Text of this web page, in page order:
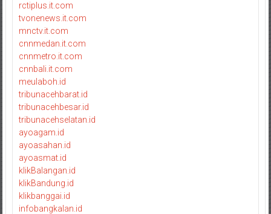
rctiplus.it.com
tvonenews.it.com
mnctv.it.com
cnnmedan.it.com
cnnmetro.it.com
cnnbali.it.com
meulaboh.id
tribunacehbarat.id
tribunacehbesar.id
tribunacehselatan.id
ayoagam.id
ayoasahan.id
ayoasmat.id
klikBalangan.id
klikBandung.id
klikbanggai.id
infobangkalan.id